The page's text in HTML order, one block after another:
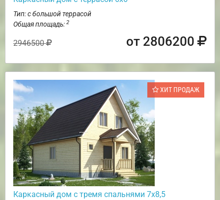
Тип: с большой террасой
Общая площадь: 2
2946500 от 2806200
ХИТ ПРОДАЖ
Каркасный дом с тремя спальнями 7х8,5